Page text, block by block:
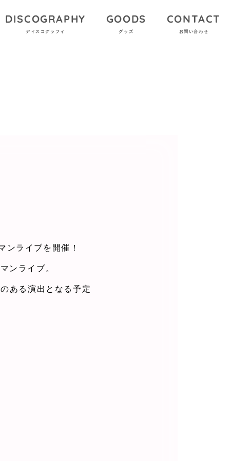
DISCOGRAPHY
ディスコグラフィ
GOODS
グッズ
CONTACT
お問い合わせ
ライブを開催！
ンライブ。
ある演出となる予定